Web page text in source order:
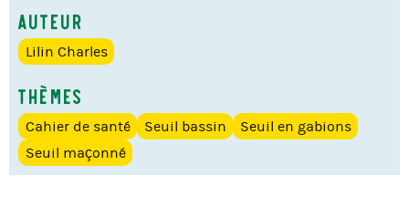
Auteur
Lilin Charles
Thèmes
Cahier de santé Seuil bassin
Seuil en gabions
Seuil maçonné